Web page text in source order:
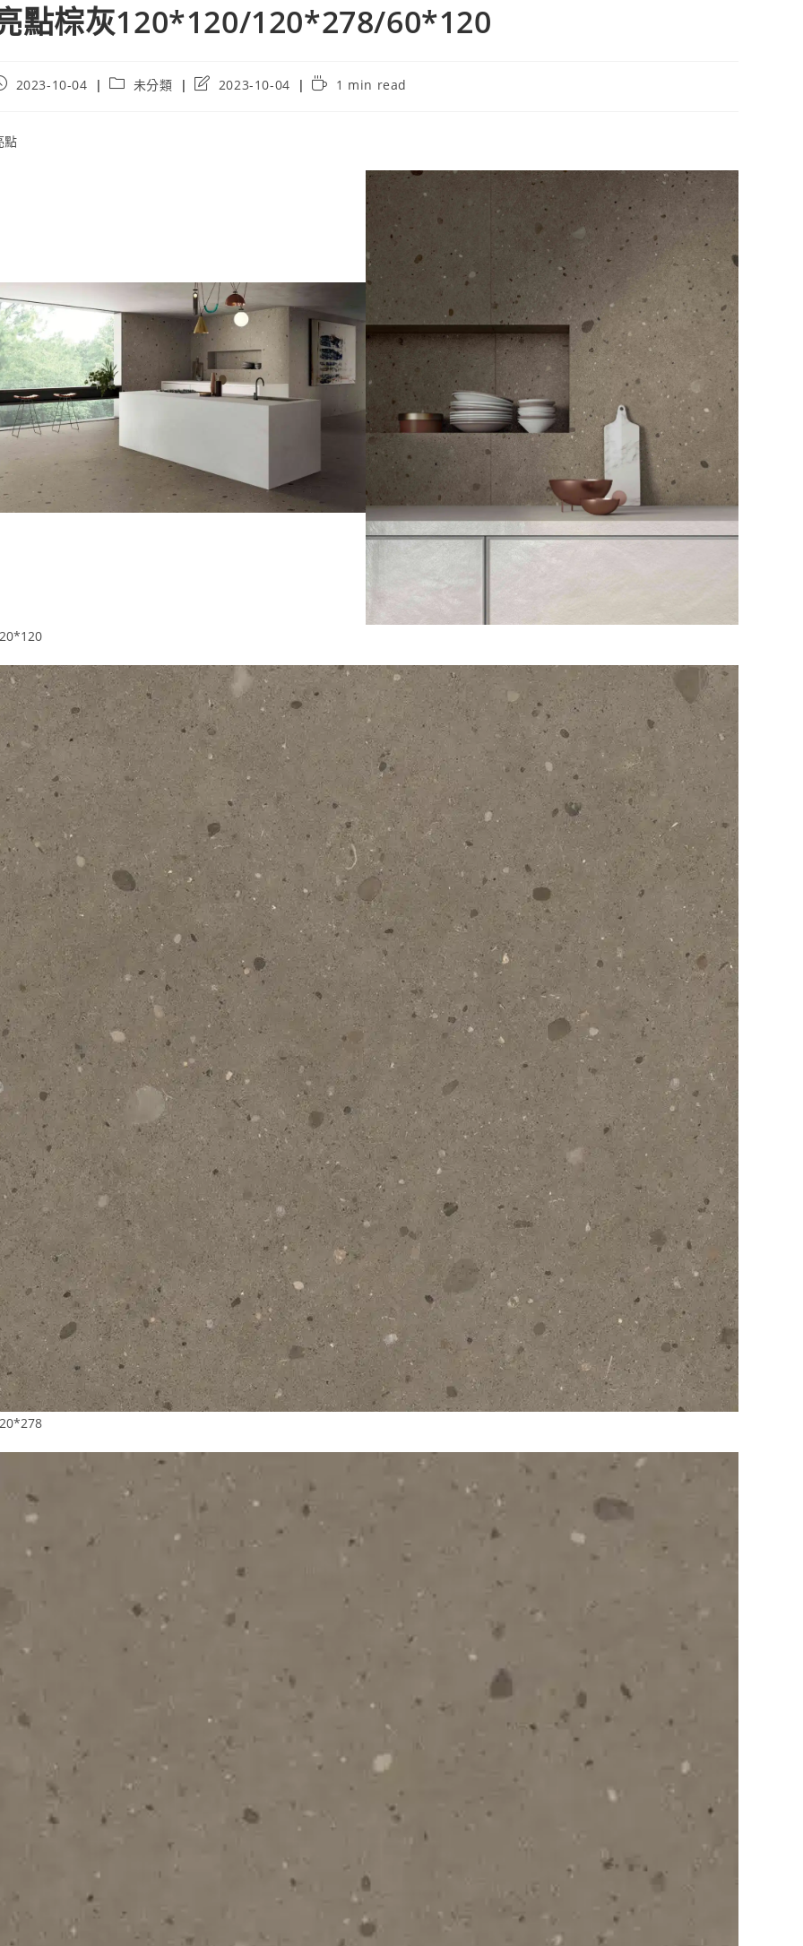
點棕灰120*120/120*278/60*120
2023-10-04
Post未分類
Post2023-10-04
Reading1 min read
點